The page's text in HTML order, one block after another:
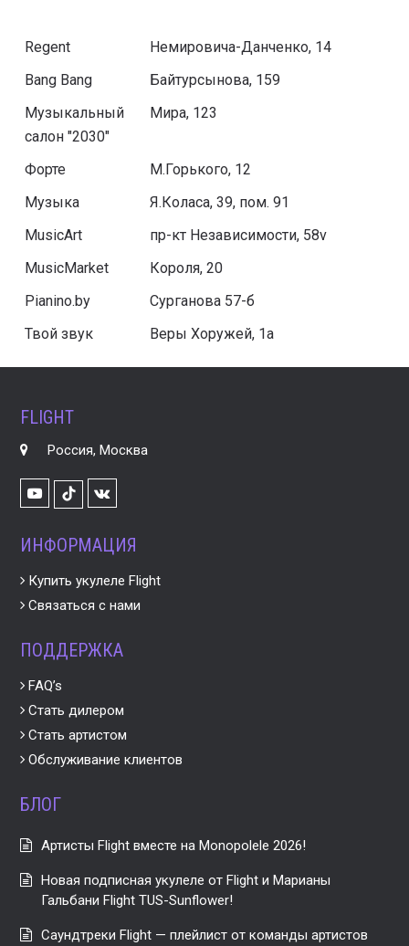
Regent
Немировича-Данченко, 14
Bang Bang
Байтурсынова, 159
Музыкальный
салон "2030"
Мира, 123
Форте
М.Горького, 12
Музыка
Я.Коласа, 39, пом. 91
MusicArt
пр-кт Независимости, 58v
MusicMarket
Короля, 20
Pianino.by
Сурганова 57-б
Твой звук
Веры Хоружей, 1а
FLIGHT
Россия, Москва
YoutubeTikTok
VK
ИНФОРМАЦИЯ
Купить укулеле Flight
Связаться с нами
ПОДДЕРЖКА
FAQ’s
Стать дилером
Стать артистом
Обслуживание клиентов
БЛОГ
Артисты Flight вместе на Monopolele 2026!
Новая подписная укулеле от Flight и Марианы
Гальбани Flight TUS-Sunflower!
Саундтреки Flight — плейлист от команды артистов